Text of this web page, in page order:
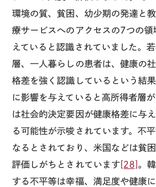
環境の質、貧困、幼少期の発達と
療サービスへのアクセスの7つの領
えていると認識されていました。
層、一人暮らしの患者は、健康の
格差を強く認識しているという結
に影響を与えていると高所得者層
は社会的決定要因が健康格差に与
る可能性が示唆されています。不
なるとされており、米国などは貧
評価しがちとされています[28]。
する不平等は幸福、満足度や健康